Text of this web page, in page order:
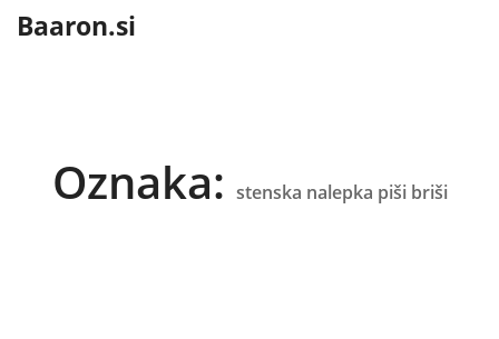
Baaron.si
Oznaka: stenska nalepka piši briši